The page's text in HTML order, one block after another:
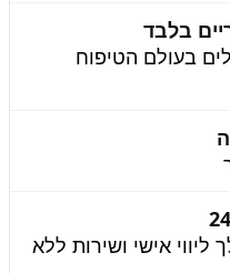
בלבד
בעולם הטיפוח
ליווי אישי ושירות ללא